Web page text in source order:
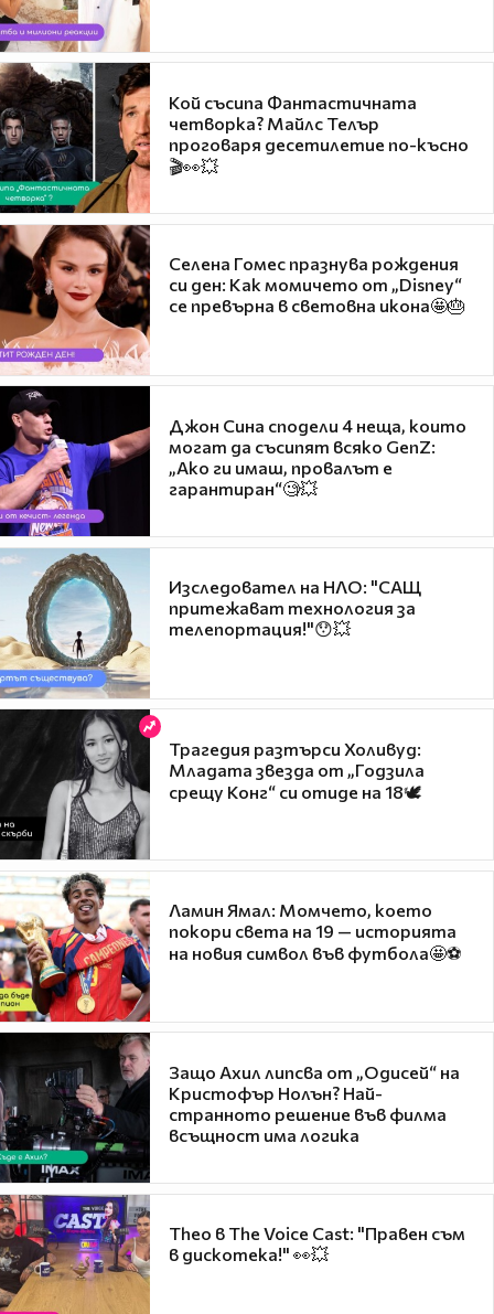
Кой съсипа Фантастичната
четворка? Майлс Телър
проговаря десетилетие по-късно
🎬👀💥
Селена Гомес празнува рождения
си ден: Как момичето от „Disney“
се превърна в световна икона🤩🎂
Джон Сина сподели 4 неща, които
могат да съсипят всяко GenZ:
„Ако ги имаш, провалът е
гарантиран“🧐💥
Изследовател на НЛО: "САЩ
притежават технология за
телепортация!"😯💥
Трагедия разтърси Холивуд:
Младата звезда от „Годзила
срещу Конг“ си отиде на 18🕊️
Ламин Ямал: Момчето, което
покори света на 19 — историята
на новия символ във футбола🤩⚽
Защо Ахил липсва от „Одисей“ на
Кристофър Нолън? Най-
странното решение във филма
всъщност има логика
Theo в The Voice Cast: "Правен съм
в дискотека!" 👀💥